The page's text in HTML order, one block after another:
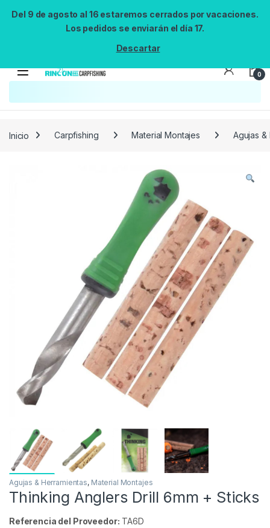
Del 9 de agosto al 16 estaremos cerrados por vacaciones.
Los pedidos se enviarán el día 17.
Descartar
0
No se pudo cargar el widget de búsqueda.
Inténtalo de nuevo.
Reintentar
Carpfishing Material Montajes